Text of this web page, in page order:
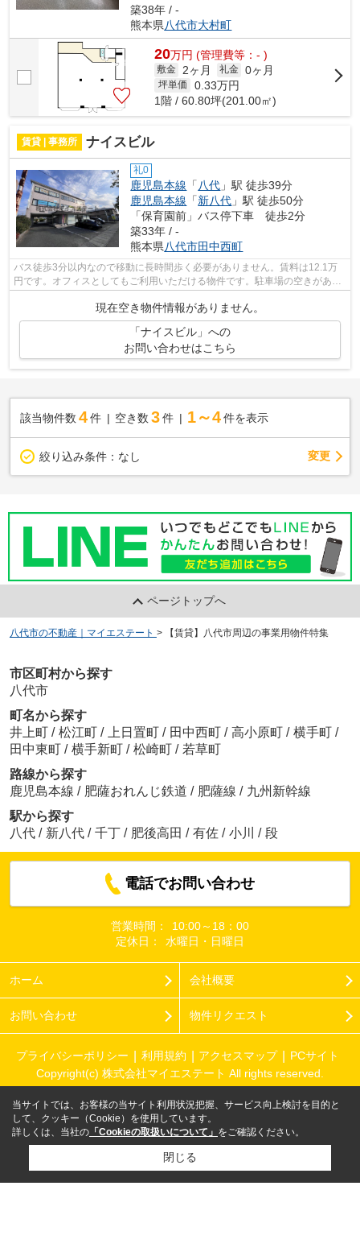
築38年 / -
熊本県八代市大村町
20万円 (管理費等：- )
敷金 2ヶ月 礼金 0ヶ月
坪単価 0.33万円
1階 / 60.80坪(201.00㎡)
賃貸 | 事務所 ナイスビル
礼0
鹿児島本線 「八代 」駅 徒歩39分
鹿児島本線 「新八代 」駅 徒歩50分
「保育園前」バス停下車 徒歩2分
築33年 / -
熊本県八代市田中西町
バス徒歩3分以内なので移動に長時間歩く必要がありません。賃料は12.1万
円です。オフィスとしてもご利用いただける物件です。駐車場の空きがある
現在空き物件情報がありません。
「ナイスビル」への
お問い合わせはこちら
該当物件数 4件 空き数 3 件 1～4 件を表示
絞り込み条件： なし 変更
ページトップへ
八代市の不動産｜マイエステート > 【賃貸】八代市周辺の事業用物件特集
市区町村から探す
八代市
町名から探す
井上町 / 松江町 / 上日置町 / 田中西町 / 高小原町 / 横手町 /
田中東町 / 横手新町 / 松崎町 / 若草町
路線から探す
鹿児島本線 / 肥薩おれんじ鉄道 / 肥薩線 / 九州新幹線
駅から探す
八代 / 新八代 / 千丁 / 肥後高田 / 有佐 / 小川 / 段
電話でお問い合わせ
営業時間：
10:00～18：00
定休日：
水曜日・日曜日
ホーム 会社概要
お問い合わせ 物件リクエスト
プライバシーポリシー 利用規約 アクセスマップ
PCサイト
Copyright(c) 株式会社マイエステート All rights reserved.
当サイトでは、お客様の当サイト利用状況把握、サービス向上検討を目的と
して、クッキー（Cookie）を使用しています。
詳しくは、当社の 「Cookieの取扱いについて」 をご確認ください。
閉じる